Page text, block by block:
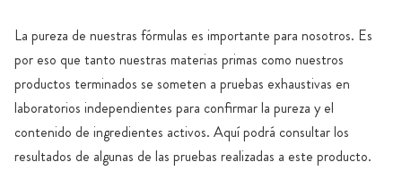
La pureza de nuestras fórmulas es importante para nosotros. Es
por eso que tanto nuestras materias primas como nuestros
productos terminados se someten a pruebas exhaustivas en
laboratorios independientes para confirmar la pureza y el
contenido de ingredientes activos. Aquí podrá consultar los
resultados de algunas de las pruebas realizadas a este producto.